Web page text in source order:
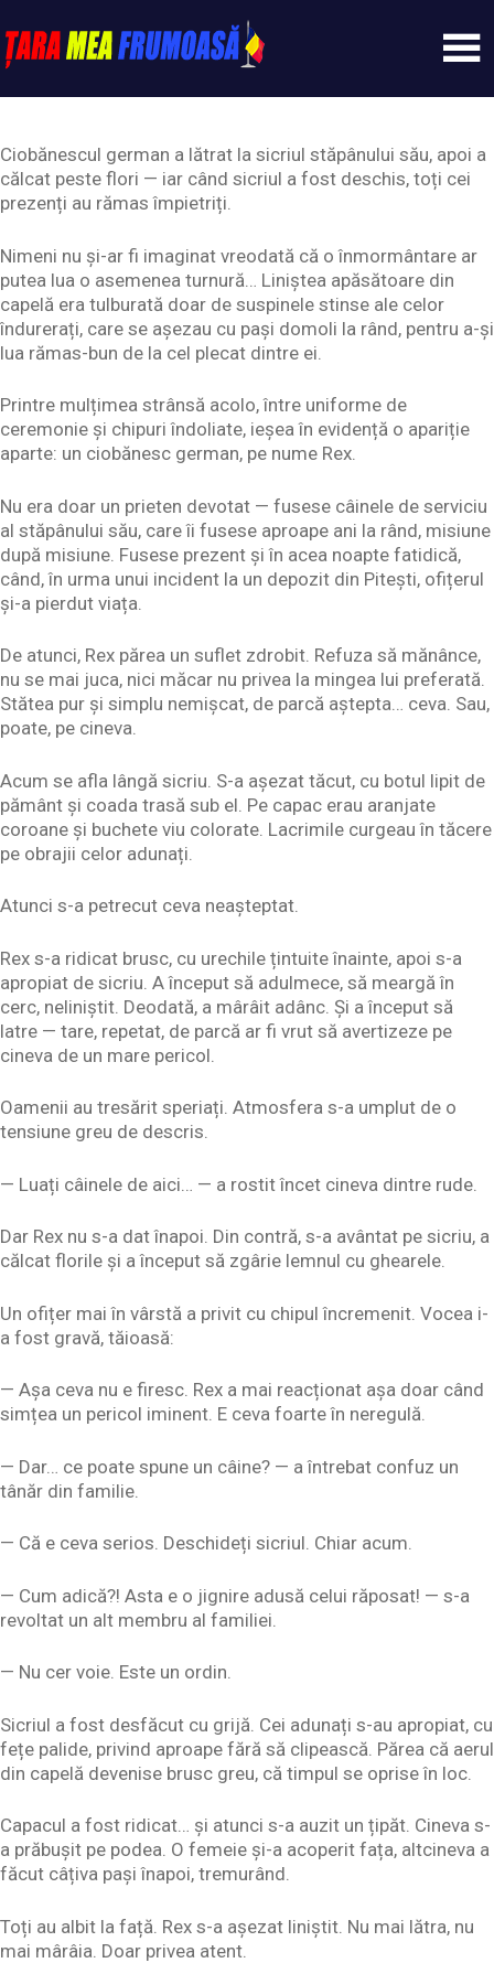
to
content
Tarameafrumoasa
Ciobănescul german a lătrat la sicriul stăpânului său, apoi a
călcat peste flori — iar când sicriul a fost deschis, toți cei
prezenți au rămas împietriți.
Nimeni nu și-ar fi imaginat vreodată că o înmormântare ar
putea lua o asemenea turnură… Liniștea apăsătoare din
capelă era tulburată doar de suspinele stinse ale celor
îndurerați, care se așezau cu pași domoli la rând, pentru a-și
lua rămas-bun de la cel plecat dintre ei.
Printre mulțimea strânsă acolo, între uniforme de
ceremonie și chipuri îndoliate, ieșea în evidență o apariție
aparte: un ciobănesc german, pe nume Rex.
Nu era doar un prieten devotat — fusese câinele de serviciu
al stăpânului său, care îi fusese aproape ani la rând, misiune
după misiune. Fusese prezent și în acea noapte fatidică,
când, în urma unui incident la un depozit din Pitești, ofițerul
și-a pierdut viața.
De atunci, Rex părea un suflet zdrobit. Refuza să mănânce,
nu se mai juca, nici măcar nu privea la mingea lui preferată.
Stătea pur și simplu nemișcat, de parcă aștepta… ceva. Sau,
poate, pe cineva.
Acum se afla lângă sicriu. S-a așezat tăcut, cu botul lipit de
pământ și coada trasă sub el. Pe capac erau aranjate
coroane și buchete viu colorate. Lacrimile curgeau în tăcere
pe obrajii celor adunați.
Atunci s-a petrecut ceva neașteptat.
Rex s-a ridicat brusc, cu urechile țintuite înainte, apoi s-a
apropiat de sicriu. A început să adulmece, să meargă în
cerc, neliniștit. Deodată, a mârâit adânc. Și a început să
latre — tare, repetat, de parcă ar fi vrut să avertizeze pe
cineva de un mare pericol.
Oamenii au tresărit speriați. Atmosfera s-a umplut de o
tensiune greu de descris.
— Luați câinele de aici… — a rostit încet cineva dintre rude.
Dar Rex nu s-a dat înapoi. Din contră, s-a avântat pe sicriu, a
călcat florile și a început să zgârie lemnul cu ghearele.
Un ofițer mai în vârstă a privit cu chipul încremenit. Vocea i-
a fost gravă, tăioasă:
— Așa ceva nu e firesc. Rex a mai reacționat așa doar când
simțea un pericol iminent. E ceva foarte în neregulă.
— Dar… ce poate spune un câine? — a întrebat confuz un
tânăr din familie.
— Că e ceva serios. Deschideți sicriul. Chiar acum.
— Cum adică?! Asta e o jignire adusă celui răposat! — s-a
revoltat un alt membru al familiei.
— Nu cer voie. Este un ordin.
Sicriul a fost desfăcut cu grijă. Cei adunați s-au apropiat, cu
fețe palide, privind aproape fără să clipească. Părea că aerul
din capelă devenise brusc greu, că timpul se oprise în loc.
Capacul a fost ridicat… și atunci s-a auzit un țipăt. Cineva s-
a prăbușit pe podea. O femeie și-a acoperit fața, altcineva a
făcut câțiva pași înapoi, tremurând.
Toți au albit la față. Rex s-a așezat liniștit. Nu mai lătra, nu
mai mârâia. Doar privea atent.